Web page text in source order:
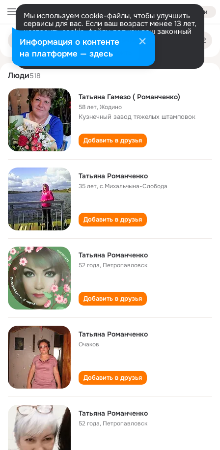
Войти
Мы используем cookie-файлы, чтобы улучшить
сервисы для вас. Если ваш возраст менее 13 лет,
настроить cookie-файлы должен ваш законный
представитель. Больше информации
Разрешить все Настроить
Поиск
людям
tatyana romanchenko
Люди518
Татьяна Гамезо ( Романченко)
58 лет,Жодино
Кузнечный завод тяжелых штамповок
Добавить в друзья
Татьяна Романченко
35 лет,с.Михальчына-Слобода
Добавить в друзья
Татьяна Романченко
52 года, Петропавловск
Добавить в друзья
Татьяна Романченко
Очаков
Добавить в друзья
Татьяна Романченко
52 года, Петропавловск
Информация о контенте
на платформе — здесь